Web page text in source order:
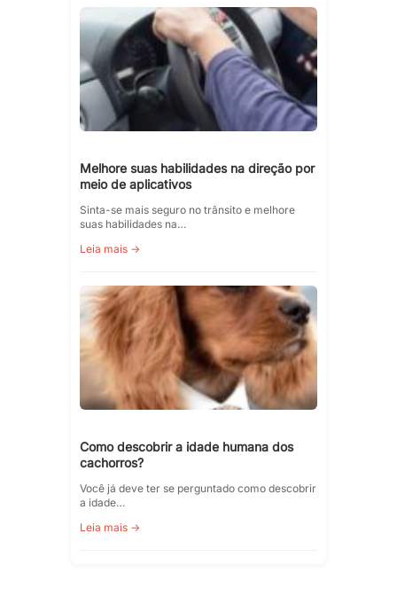
Melhore suas habilidades na direção por
meio de aplicativos
Sinta-se mais seguro no trânsito e melhore
suas habilidades na…
Leia mais →
Como descobrir a idade humana dos
cachorros?
Você já deve ter se perguntado como descobrir
a idade…
Leia mais →